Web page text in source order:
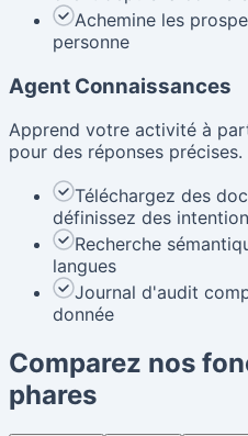
Achemine les
personne
Agent Connaissances
Apprend votre activité à
pour des réponses précises.
Téléchargez des
définissez des
Recherche
langues
Journal d'audit
donnée
Comparez nos
phares